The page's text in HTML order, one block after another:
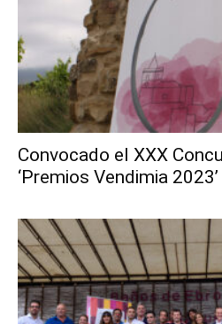
Convocado el XXX
‘Premios Vendimia 2023’